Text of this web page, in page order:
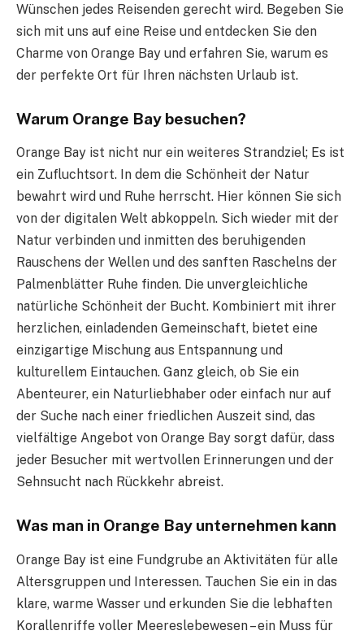
Wünschen jedes Reisenden gerecht wird. Begeben Sie
sich mit uns auf eine Reise und entdecken Sie den
Charme von Orange Bay und erfahren Sie, warum es
der perfekte Ort für Ihren nächsten Urlaub ist.
Warum Orange Bay besuchen?
Orange Bay ist nicht nur ein weiteres Strandziel; Es ist
ein Zufluchtsort. In dem die Schönheit der Natur
bewahrt wird und Ruhe herrscht. Hier können Sie sich
von der digitalen Welt abkoppeln. Sich wieder mit der
Natur verbinden und inmitten des beruhigenden
Rauschens der Wellen und des sanften Raschelns der
Palmenblätter Ruhe finden. Die unvergleichliche
natürliche Schönheit der Bucht. Kombiniert mit ihrer
herzlichen, einladenden Gemeinschaft, bietet eine
einzigartige Mischung aus Entspannung und
kulturellem Eintauchen. Ganz gleich, ob Sie ein
Abenteurer, ein Naturliebhaber oder einfach nur auf
der Suche nach einer friedlichen Auszeit sind, das
vielfältige Angebot von Orange Bay sorgt dafür, dass
jeder Besucher mit wertvollen Erinnerungen und der
Sehnsucht nach Rückkehr abreist.
Was man in Orange Bay unternehmen kann
Orange Bay ist eine Fundgrube an Aktivitäten für alle
Altersgruppen und Interessen. Tauchen Sie ein in das
klare, warme Wasser und erkunden Sie die lebhaften
Korallenriffe voller Meereslebewesen – ein Muss für